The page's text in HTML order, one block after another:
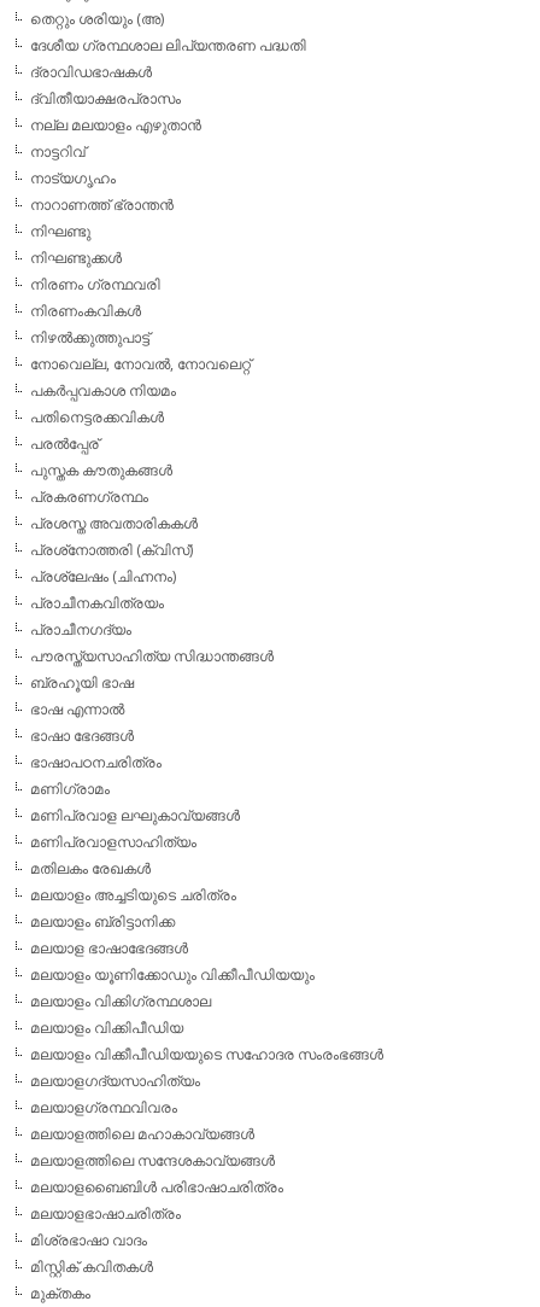
തെറ്റും ശരിയും (അ)
ദേശീയ ഗ്രന്ഥശാല ലിപ്യന്തരണ പദ്ധതി
ദ്രാവിഡഭാഷകള്‍
ദ്വിതീയാക്ഷരപ്രാസം
നല്ല മലയാളം എഴുതാന്‍
നാട്ടറിവ്
നാട്യഗൃഹം
നാറാണത്ത് ഭ്രാന്തന്‍
നിഘണ്ടു
നിഘണ്ടുക്കള്‍
നിരണം ഗ്രന്ഥവരി
നിരണംകവികള്‍
നിഴല്‍ക്കുത്തുപാട്ട്
നോവെല്ല, നോവല്‍, നോവലെറ്റ്
പകര്‍പ്പവകാശ നിയമം
പതിനെട്ടരക്കവികള്‍
പരല്‍പ്പേര്
പുസ്തക കൗതുകങ്ങള്‍
പ്രകരണഗ്രന്ഥം
പ്രശസ്ത അവതാരികകള്‍
പ്രശ്‌നോത്തരി (ക്വിസ്)
പ്രശ്ലേഷം (ചിഹ്നനം)
പ്രാചീനകവിത്രയം
പ്രാചീനഗദ്യം
പൗരസ്ത്യസാഹിത്യ സിദ്ധാന്തങ്ങള്‍
ബ്രഹൂയി ഭാഷ
ഭാഷ എന്നാല്‍
ഭാഷാ ഭേദങ്ങള്‍
ഭാഷാപഠനചരിത്രം
മണിഗ്രാമം
മണിപ്രവാള ലഘുകാവ്യങ്ങള്‍
മണിപ്രവാളസാഹിത്യം
മതിലകം രേഖകള്‍
മലയാളം അച്ചടിയുടെ ചരിത്രം
മലയാളം ബ്രിട്ടാനിക്ക
മലയാള ഭാഷാഭേദങ്ങള്‍
മലയാളം യൂണിക്കോഡും വിക്കീപീഡിയയും
മലയാളം വിക്കിഗ്രന്ഥശാല
മലയാളം വിക്കിപീഡിയ
മലയാളം വിക്കീപീഡിയയുടെ സഹോദര സംരംഭങ്ങള്‍
മലയാളഗദ്യസാഹിത്യം
മലയാളഗ്രന്ഥവിവരം
മലയാളത്തിലെ മഹാകാവ്യങ്ങള്‍
മലയാളത്തിലെ സന്ദേശകാവ്യങ്ങള്‍
മലയാളബൈബിള്‍ പരിഭാഷാചരിത്രം
മലയാളഭാഷാചരിത്രം
മിശ്രഭാഷാ വാദം
മിസ്റ്റിക് കവിതകള്‍
മുക്തകം